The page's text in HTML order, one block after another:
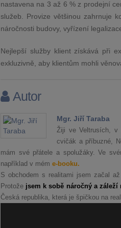
nastavena na 3 až 6 % z prodejní
služeb. Provize většinou zahrnuje
náročnosti budovy, vyřízení
Nejlepší služby klient získává při
exkluzivně, aby klientům mohli
Autor
Mgr. Jiří Taraba
Žiji ve Veltrusích, v
cvičák a příbuzné,
mám své přátele a spolužáky. Ve
například v mém e-booku.
S obchodem s realitami jsem začal
Protože jsem k sobě náročný a záleží
Česká republika, která je špičkou na